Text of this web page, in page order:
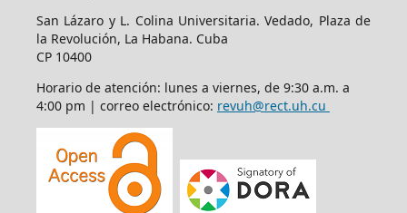
San Lázaro y L. Colina Universitaria. Vedado, Plaza de
la Revolución, La Habana. Cuba
CP 10400
Horario de atención: lunes a viernes, de 9:30 a.m. a
4:00 pm | correo electrónico: revuh@rect.uh.cu